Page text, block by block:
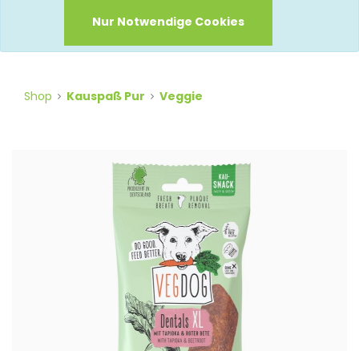
Nur Notwendige Cookies
Shop Kauspaß Pur Veggie